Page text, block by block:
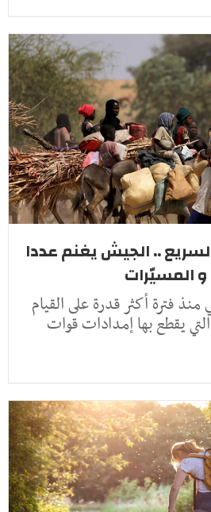
.. الجيش يغنم عددا
و المسيّرات
فترة أكثر قدرة على القيام
التي يقطع بها إمدادات قوات